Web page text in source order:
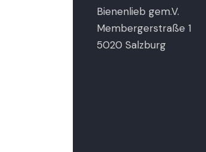
Bienenlieb gem.V.
Membergerstraße 1
5020 Salzburg